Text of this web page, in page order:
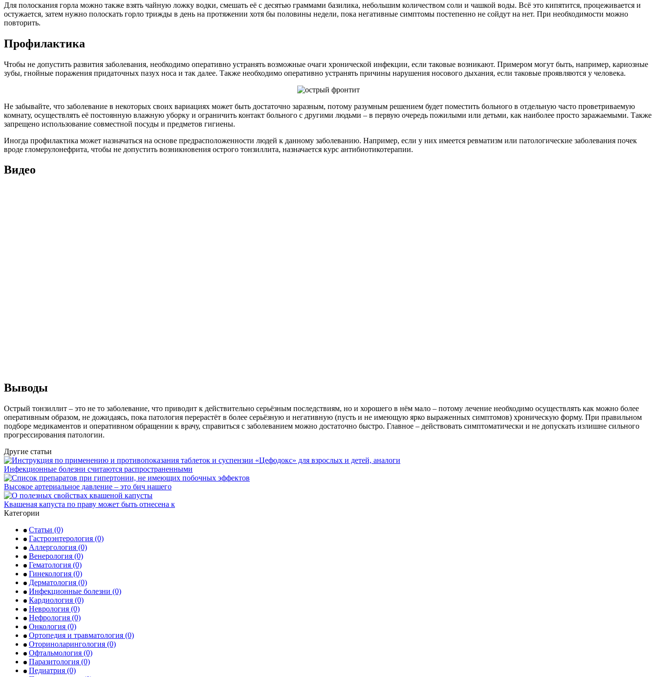
Для полоскания горла можно также взять чайную ложку водки, смешать её с десятью граммами базилика, небольшим количеством соли и чашкой воды. Всё это кипятится, процеживается и
остужается, затем нужно полоскать горло трижды в день на протяжении хотя бы половины недели, пока негативные симптомы постепенно не сойдут на нет. При необходимости можно
повторить.
Профилактика
Чтобы не допустить развития заболевания, необходимо оперативно устранять возможные очаги хронической инфекции, если таковые возникают. Примером могут быть, например, кариозные
зубы, гнойные поражения придаточных пазух носа и так далее. Также необходимо оперативно устранять причины нарушения носового дыхания, если таковые проявляются у человека.
Не забывайте, что заболевание в некоторых своих вариациях может быть достаточно заразным, потому разумным решением будет поместить больного в отдельную часто проветриваемую
комнату, осуществлять её постоянную влажную уборку и ограничить контакт больного с другими людьми – в первую очередь пожилыми или детьми, как наиболее просто заражаемыми. Также
запрещено использование совместной посуды и предметов гигиены.
Иногда профилактика может назначаться на основе предрасположенности людей к данному заболеванию. Например, если у них имеется ревматизм или патологические заболевания почек
вроде гломерулонефрита, чтобы не допустить возникновения острого тонзиллита, назначается курс антибиотикотерапии.
Видео
Выводы
Острый тонзиллит – это не то заболевание, что приводит к действительно серьёзным последствиям, но и хорошего в нём мало – потому лечение необходимо осуществлять как можно более
оперативным образом, не дожидаясь, пока патология перерастёт в более серьёзную и негативную (пусть и не имеющую ярко выраженных симптомов) хроническую форму. При правильном
подборе медикаментов и оперативном обращении к врачу, справиться с заболеванием можно достаточно быстро. Главное – действовать симптоматически и не допускать излишне сильного
прогрессирования патологии.
Другие статьи
Инфекционные болезни считаются распространенными
Высокое артериальное давление – это бич нашего
Квашеная капуста по праву может быть отнесена к
Категории
Статьи (0)
Гастроэнтерология (0)
Аллергология (0)
Венерология (0)
Гематология (0)
Гинекология (0)
Дерматология (0)
Инфекционные болезни (0)
Кардиология (0)
Неврология (0)
Нефрология (0)
Онкология (0)
Ортопедия и травматология (0)
Оториноларингология (0)
Офтальмология (0)
Паразитология (0)
Педиатрия (0)